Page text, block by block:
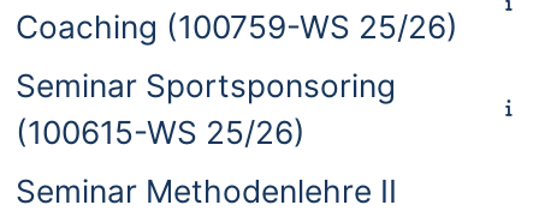
Coaching (100759-WS 25/26)
Seminar Sportsponsoring
(100615-WS 25/26)
Seminar Methodenlehre II